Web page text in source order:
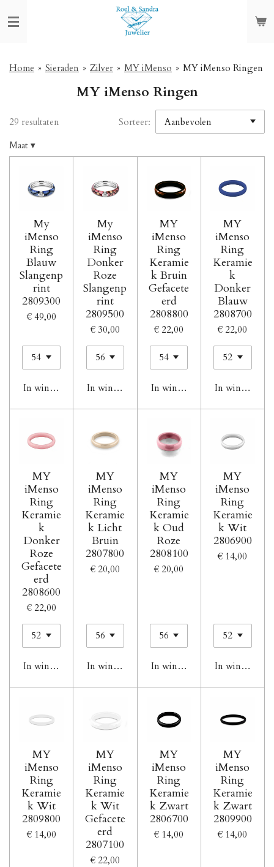
direct
hoofdinhoud
Home » Sieraden » Zilver » MY iMenso » MY iMenso Ringen
MY iMenso Ringen
29 resultaten
Sorteer:
Maat ▾
My
iMenso
Ring
Blauw
Slangenp
rint
2809300
€ 49,00
In winkelwagen
My
iMenso
Ring
Donker
Roze
Slangenp
rint
2809500
€ 30,00
In winkelwagen
MY
iMenso
Ring
Keramie
k Bruin
Gefacete
erd
2808800
€ 22,00
In winkelwagen
MY
iMenso
Ring
Keramie
k
Donker
Blauw
2808700
€ 22,00
In
MY
iMenso
Ring
Keramie
k
Donker
Roze
Gefacete
erd
2808600
€ 22,00
In winkelwagen
MY
iMenso
Ring
Keramie
k Licht
Bruin
2807800
€ 20,00
In winkelwagen
MY
iMenso
Ring
Keramie
k Oud
Roze
2808100
€ 20,00
In winkelwagen
MY
iMenso
Ring
Keramie
k Wit
2806900
€ 14,00
In
MY
iMenso
Ring
Keramie
k Wit
2809800
€ 14,00
MY
iMenso
Ring
Keramie
k Wit
Gefacete
erd
2807100
€ 22,00
MY
iMenso
Ring
Keramie
k Zwart
2806700
€ 14,00
MY
iMenso
Ring
Keramie
k Zwart
2809900
€ 14,00